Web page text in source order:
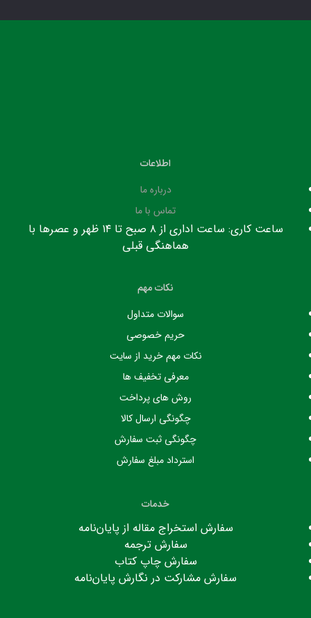
اطلاعات
درباره ما
تماس با ما
ساعت کاری: ساعت اداری از ۸ صبح تا ۱۴ ظهر و عصرها با
هماهنگی قبلی
نکات مهم
سوالات متداول
حریم خصوصی
نکات مهم خرید از سایت
معرفی تخفیف ها
روش های پرداخت
چگونگی ارسال کالا
چگونگی ثبت سفارش
استرداد مبلغ سفارش
خدمات
سفارش استخراج مقاله از پایان‌نامه
سفارش ترجمه
سفارش چاپ کتاب
سفارش مشارکت در نگارش پایان‌نامه